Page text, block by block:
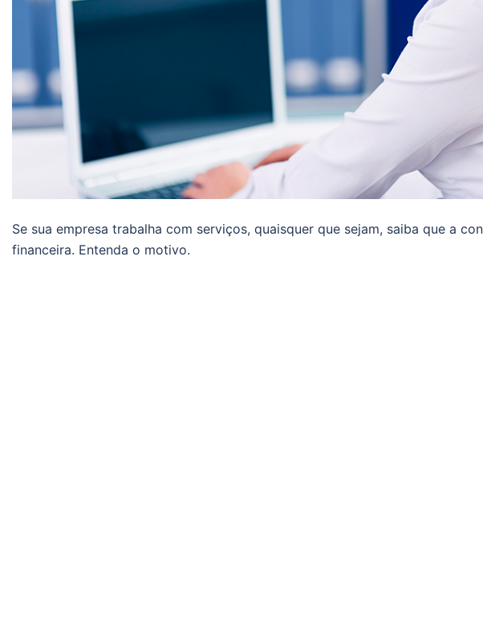
Se sua empresa trabalha com serviços, quaisquer que sejam, saiba que a
financeira. Entenda o motivo.